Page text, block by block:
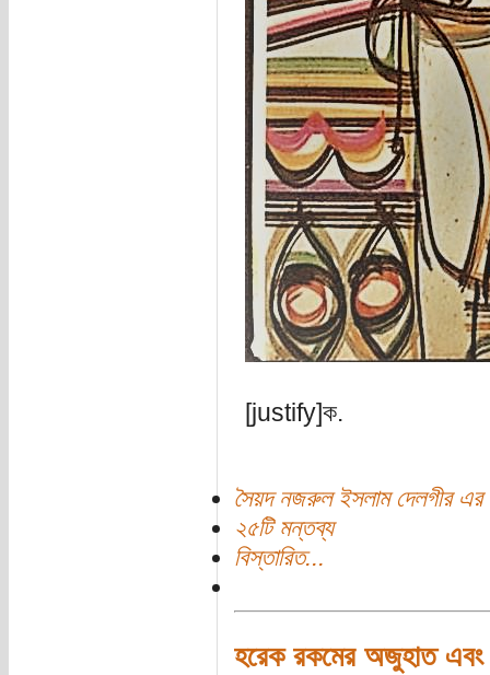
[justify]ক.
সৈয়দ নজরুল ইসলাম দেলগীর এর
২৫টি মন্তব্য
বিস্তারিত...
হরেক রকমের অজুহাত এবং